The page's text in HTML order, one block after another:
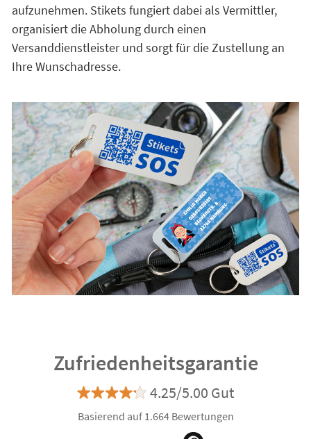
aufzunehmen. Stikets fungiert dabei als Vermittler,
organisiert die Abholung durch einen
Versanddienstleister und sorgt für die Zustellung an
Ihre Wunschadresse.
Zufriedenheitsgarantie
4.25/5.00 Gut
Basierend auf 1.664 Bewertungen